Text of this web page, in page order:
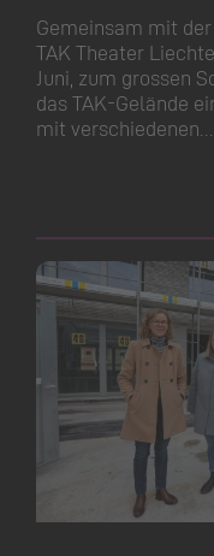
Gemeinsam mit
TAK Theater
Juni, zum grossen
das TAK-Gelände
mit verschiedenen…